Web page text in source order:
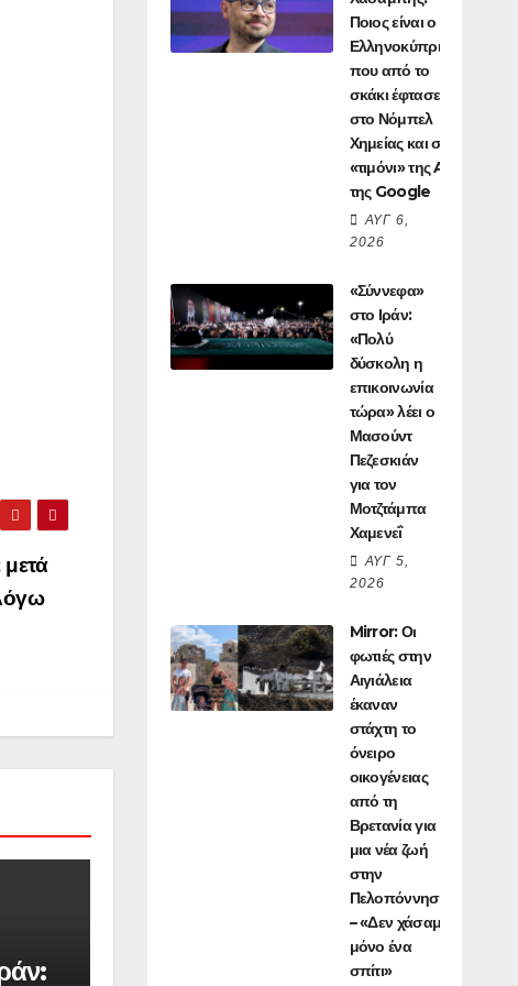
Ποιος είναι ο
Ελληνοκύπριος
που από το
σκάκι έφτασε
στο Νόμπελ
Χημείας και στο
«τιμόνι» της AI
της Google
ΑΥΓ 6,
2026
«Σύννεφα»
στο Ιράν:
«Πολύ
δύσκολη η
επικοινωνία
τώρα» λέει ο
Μασούντ
Πεζεσκιάν
για τον
Μοτζτάμπα
Χαμενεΐ
ΑΥΓ 5,
2026
Mirror: Οι
φωτιές στην
Αιγιάλεια
έκαναν
στάχτη το
όνειρο
οικογένειας
από τη
Βρετανία για
μια νέα ζωή
στην
Πελοπόννησο
– «Δεν χάσαμε
μόνο ένα
σπίτι»